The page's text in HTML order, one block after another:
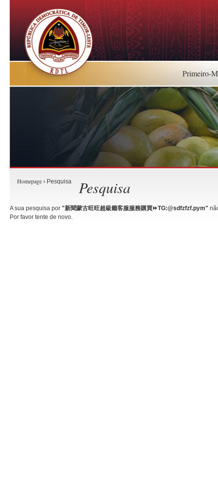
Primeiro-
Homepage › Pesquisa Pesquisa
A sua pesquisa por "新聞蒙古旺旺超級籤客服服務購買⏩️TG:@sdfzfzf.pym"
Por favor tente de novo.